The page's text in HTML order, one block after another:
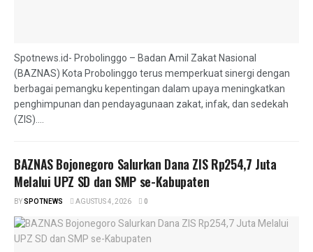
Spotnews.id- Probolinggo – Badan Amil Zakat Nasional
(BAZNAS) Kota Probolinggo terus memperkuat sinergi dengan
berbagai pemangku kepentingan dalam upaya meningkatkan
penghimpunan dan pendayagunaan zakat, infak, dan sedekah
(ZIS)....
BAZNAS Bojonegoro Salurkan Dana ZIS Rp254,7 Juta
Melalui UPZ SD dan SMP se-Kabupaten
BYSPOTNEWS AGUSTUS 4, 2026 0